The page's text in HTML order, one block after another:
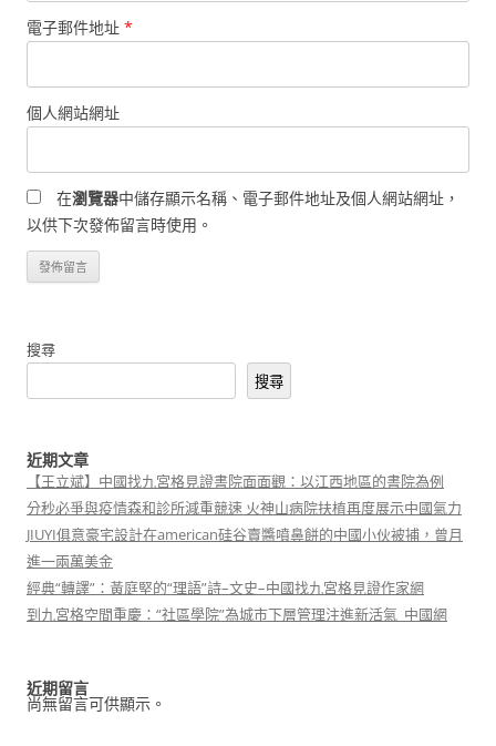
電子郵件地址 *
個人網站網址
在瀏覽器中儲存顯示名稱、電子郵件地址及個人網站網址，
以供下次發佈留言時使用。
搜尋
搜尋
近期文章
【王立斌】中國找九宮格見證書院面面觀：以江西地區的書院為例
分秒必爭與疫情森和診所減重競速 火神山病院扶植再度展示中國氣力
JIUYI俱意豪宅設計在american硅谷賣醬噴鼻餅的中國小伙被捕，曾月
進一兩萬美金
經典“轉譯”：黃庭堅的“理語”詩–文史–中國找九宮格見證作家網
到九宮格空間重慶：“社區學院”為城市下層管理注進新活氣_中國網
近期留言
尚無留言可供顯示。